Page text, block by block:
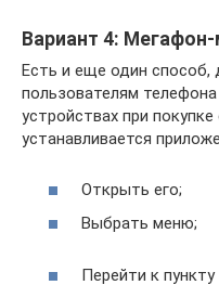
Вариант 4:
Есть и еще один способ,
пользователям
устройствах при
устанавливается
Открыть его;
Выбрать меню;
Перейти к